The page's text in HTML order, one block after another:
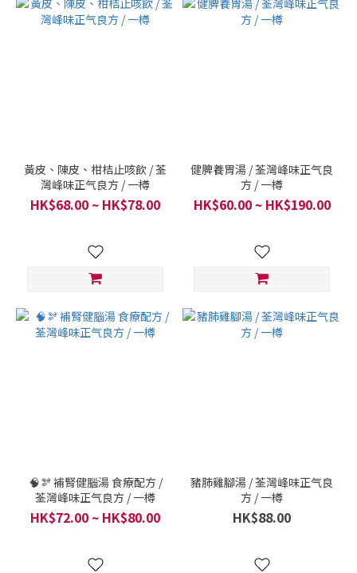
黃皮、陳皮、柑桔止咳飲 / 荃
灣峰味正气良方 / 一樽
HK$68.00 ~ HK$78.00
健脾養胃湯 / 荃灣峰味正气良
方 / 一樽
HK$60.00 ~ HK$190.00
🧠🫘 補腎健腦湯 食療配方 /
荃灣峰味正气良方 / 一樽
HK$72.00 ~ HK$80.00
豬肺雞腳湯 / 荃灣峰味正气良
方 / 一樽
HK$88.00